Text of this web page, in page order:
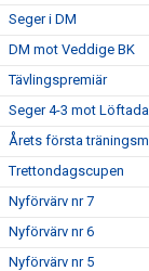
Seger i DM
DM mot Veddige BK
Tävlingspremiär
Seger 4-3 mot
Årets första
Trettondagscupen
Nyförvärv nr 7
Nyförvärv nr 6
Nyförvärv nr 5